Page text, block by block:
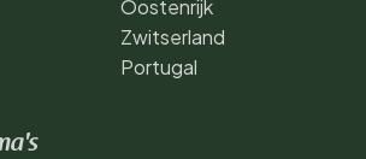
Oostenrijk
Zwitserland
Portugal